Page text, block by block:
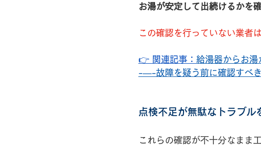
お湯が安定して出続けるかを
この確認を行っていない業者
👉 関連記事： 給湯器からお湯
-―-故障を疑う前に確認すべ
点検不足が無駄なトラブル
これらの確認が不十分なまま